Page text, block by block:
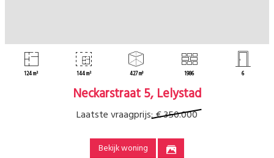
124 m² 144 m² 427 m³ 1986 6
Neckarstraat 5, Lelystad
Laatste vraagprijs:€ 350.000
Bekijk woning